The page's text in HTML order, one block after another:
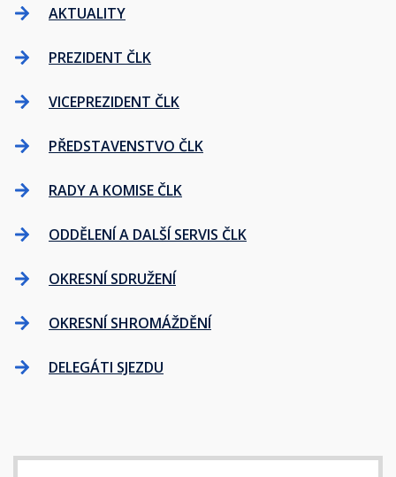
AKTUALITY
PREZIDENT ČLK
VICEPREZIDENT ČLK
PŘEDSTAVENSTVO ČLK
RADY A KOMISE ČLK
ODDĚLENÍ A DALŠÍ SERVIS ČLK
OKRESNÍ SDRUŽENÍ
OKRESNÍ SHROMÁŽDĚNÍ
DELEGÁTI SJEZDU